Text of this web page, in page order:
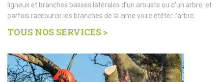
ligneux et branches basses latérales d’un arbuste ou d’un arbre, et
parfois raccourcir les branches de la cime voire étêter l’arbre.
TOUS NOS SERVICES >